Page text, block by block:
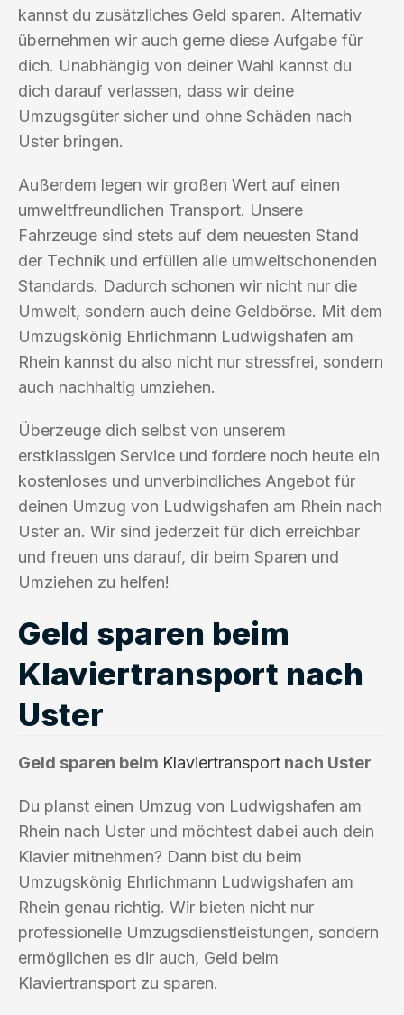
kannst du zusätzliches Geld sparen. Alternativ
übernehmen wir auch gerne diese Aufgabe für
dich. Unabhängig von deiner Wahl kannst du
dich darauf verlassen, dass wir deine
Umzugsgüter sicher und ohne Schäden nach
Uster bringen.
Außerdem legen wir großen Wert auf einen
umweltfreundlichen Transport. Unsere
Fahrzeuge sind stets auf dem neuesten Stand
der Technik und erfüllen alle umweltschonenden
Standards. Dadurch schonen wir nicht nur die
Umwelt, sondern auch deine Geldbörse. Mit dem
Umzugskönig Ehrlichmann Ludwigshafen am
Rhein kannst du also nicht nur stressfrei, sondern
auch nachhaltig umziehen.
Überzeuge dich selbst von unserem
erstklassigen Service und fordere noch heute ein
kostenloses und unverbindliches Angebot für
deinen Umzug von Ludwigshafen am Rhein nach
Uster an. Wir sind jederzeit für dich erreichbar
und freuen uns darauf, dir beim Sparen und
Umziehen zu helfen!
Geld sparen beim
Klaviertransport nach
Uster
Geld sparen beim Klaviertransport nach Uster
Du planst einen Umzug von Ludwigshafen am
Rhein nach Uster und möchtest dabei auch dein
Klavier mitnehmen? Dann bist du beim
Umzugskönig Ehrlichmann Ludwigshafen am
Rhein genau richtig. Wir bieten nicht nur
professionelle Umzugsdienstleistungen, sondern
ermöglichen es dir auch, Geld beim
Klaviertransport zu sparen.